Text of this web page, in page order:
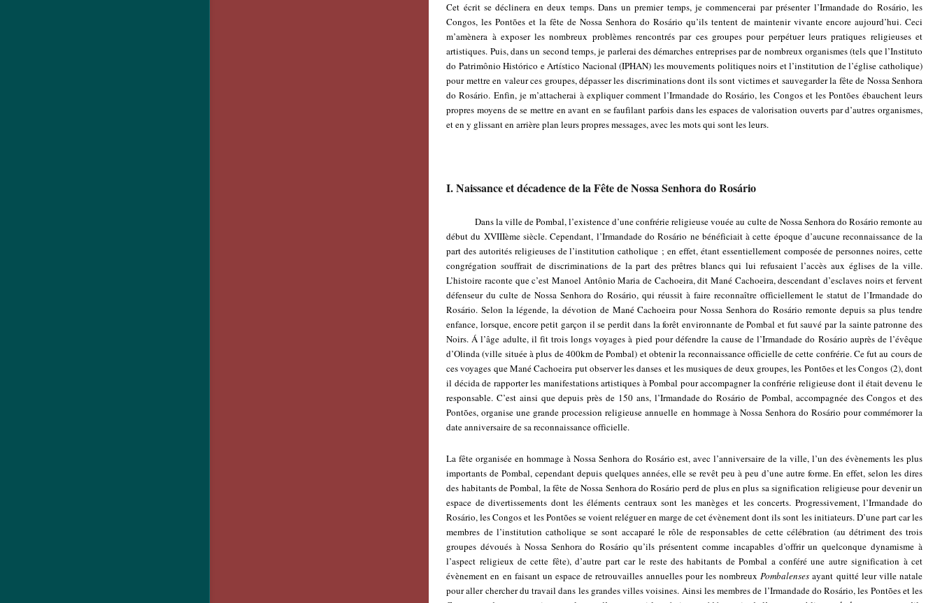
Cet écrit se déclinera en deux temps. Dans un premier temps, je commencerai par présenter l’Irmandade do Rosário, les
Congos, les Pontões et la fête de Nossa Senhora do Rosário qu’ils tentent de maintenir vivante encore aujourd’hui. Ceci
m’amènera à exposer les nombreux problèmes rencontrés par ces groupes pour perpétuer leurs pratiques religieuses et
artistiques. Puis, dans un second temps, je parlerai des démarches entreprises par de nombreux organismes (tels que l’Instituto
do Patrimônio Histórico e Artístico Nacional (IPHAN) les mouvements politiques noirs et l’institution de l’église catholique)
pour mettre en valeur ces groupes, dépasser les discriminations dont ils sont victimes et sauvegarder la fête de Nossa Senhora
do Rosário. Enfin, je m’attacherai à expliquer comment l’Irmandade do Rosário, les Congos et les Pontões ébauchent leurs
propres moyens de se mettre en avant en se faufilant parfois dans les espaces de valorisation ouverts par d’autres organismes,
et en y glissant en arrière plan leurs propres messages, avec les mots qui sont les leurs.
I.Naissanceet décadence de la Fête de Nossa Senhora do Rosário
Dans la ville de Pombal, l’existence d’une confrérie religieuse vouée au culte de Nossa Senhora do Rosário remonte au
début du XVIIIème siècle. Cependant, l’Irmandade do Rosário ne bénéficiait à cette époque d’aucune reconnaissance de la
part des autorités religieuses de l’institution catholique ; en effet, étant essentiellement composée de personnes noires, cette
congrégation souffrait de discriminations de la part des prêtres blancs qui lui refusaient l’accès aux églises de la ville.
L’histoire raconte que c’est Manoel Antônio Maria de Cachoeira, dit Mané Cachoeira, descendant d’esclaves noirs et fervent
défenseur du culte de Nossa Senhora do Rosário, qui réussit à faire reconnaître officiellement le statut de l’Irmandade do
Rosário. Selon la légende, la dévotion de Mané Cachoeira pour Nossa Senhora do Rosário remonte depuis sa plus tendre
enfance, lorsque, encore petit garçon il se perdit dans la forêt environnante de Pombal et fut sauvé par la sainte patronne des
Noirs. Á l’âge adulte, il fit trois longs voyages à pied pour défendre la cause de l’Irmandade do Rosário auprès de l’évêque
d’Olinda (ville située à plus de 400km de Pombal) et obtenir la reconnaissance officielle de cette confrérie. Ce fut au cours de
ces voyages que Mané Cachoeira put observer les danses et les musiques de deux groupes, les Pontões et les Congos (2), dont
il décida de rapporter les manifestations artistiques à Pombal pour accompagner la confrérie religieuse dont il était devenu le
responsable. C’est ainsi que depuis près de 150 ans, l’Irmandade do Rosário de Pombal, accompagnée des Congos et des
Pontões, organise une grande procession religieuse annuelle en hommage à Nossa Senhora do Rosário pour commémorer la
date anniversaire de sa reconnaissance officielle.
La fête organisée en hommage à Nossa Senhora do Rosário est, avec l’anniversaire de la ville, l’un des évènements les plus
importants de Pombal, cependant depuis quelques années, elle se revêt peu à peu d’une autre forme. En effet, selon les dires
des habitants de Pombal, la fête de Nossa Senhora do Rosário perd de plus en plus sa signification religieuse pour devenir un
espace de divertissements dont les éléments centraux sont les manèges et les concerts. Progressivement, l’Irmandade do
Rosário, les Congos et les Pontões se voient reléguer en marge de cet évènement dont ils sont les initiateurs. D’une part car les
membres de l’institution catholique se sont accaparé le rôle de responsables de cette célébration (au détriment des trois
groupes dévoués à Nossa Senhora do Rosário qu’ils présentent comme incapables d’offrir un quelconque dynamisme à
l’aspect religieux de cette fête), d’autre part car le reste des habitants de Pombal a conféré une autre signification à cet
évènement en en faisant un espace de retrouvailles annuelles pour les nombreuxPombalensesayant quitté leur ville natale
pour aller chercher du travail dans les grandes villes voisines. Ainsi les membres de l’Irmandade do Rosário, les Pontões et les